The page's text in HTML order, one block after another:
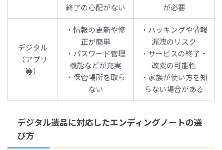
終了の心配がない
が必要
デジタル
（アプリ
等）
・情報の更新や修
正が簡単
・パスワード管理
機能などが充実
・保管場所を取ら
ない
・ハッキングや情報
漏洩のリスク
・サービスの終了・
改変の可能性
・家族が使い方を知
らない場合がある
デジタル遺品に対応したエンディングノートの選
び方